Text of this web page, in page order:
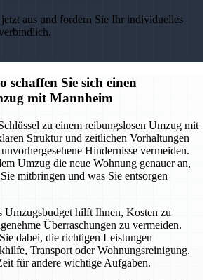
aus und fordern Sie Ihr individuelles
schaffen Sie sich einen
mit Mannheim
zu einem reibungslosen Umzug mit
Struktur und zeitlichen Vorhaltungen
Hindernisse vermeiden.
Umzug die neue Wohnung genauer an,
mitbringen und was Sie entsorgen
Umzugsbudget hilft Ihnen, Kosten zu
Überraschungen zu vermeiden.
dabei, die richtigen Leistungen
Transport oder Wohnungsreinigung.
für andere wichtige Aufgaben.